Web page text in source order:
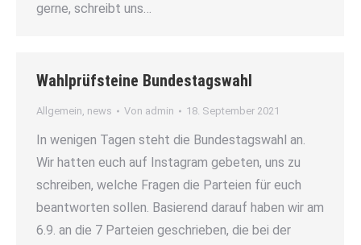
gerne, schreibt uns…
Wahlprüfsteine Bundestagswahl
Allgemein, news Von admin 18. September 2021
In wenigen Tagen steht die Bundestagswahl an.
Wir hatten euch auf Instagram gebeten, uns zu
schreiben, welche Fragen die Parteien für euch
beantworten sollen. Basierend darauf haben wir am
6.9. an die 7 Parteien geschrieben, die bei der